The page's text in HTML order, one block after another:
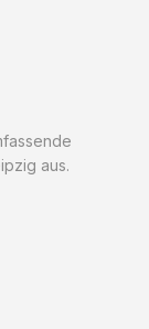
aus.